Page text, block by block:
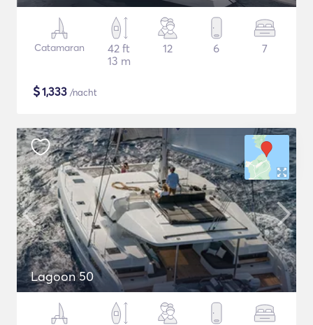
Catamaran
42 ft
13 m
12 6 7
$1,333 /nacht
Lagoon 50